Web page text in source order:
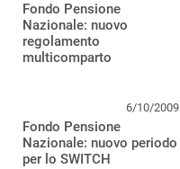
Fondo Pensione
Nazionale: nuovo
regolamento
multicomparto
6/10/2009
Fondo Pensione
Nazionale: nuovo periodo
per lo SWITCH